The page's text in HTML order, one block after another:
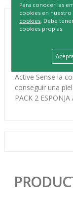
DESCRIPCIÓN
¡Descubre el
y exfoliar tu piel
con materiales
Active Sense la
conseguir una
PACK 2
Para conocer las
cookies en nuestro
cookies . Debe
cookies propias.